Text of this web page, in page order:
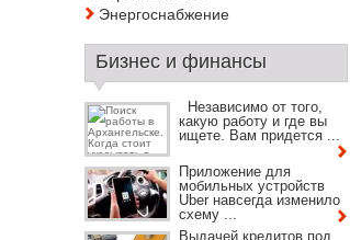
Энергоснабжение
Бизнес и финансы
Независимо от того,
какую работу и где вы
ищете. Вам придется ...
Приложение для
мобильных устройств
Uber навсегда изменило
схему ...
Выдачей кредитов под